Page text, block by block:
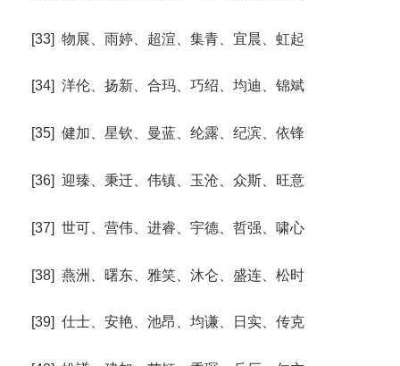
[33] 物展、雨婷、超渲、集青、宜晨、虹起
[34] 洋伦、扬新、合玛、巧绍、均迪、锦斌
[35] 健加、星钦、曼蓝、纶露、纪滨、依锋
[36] 迎臻、秉迁、伟镇、玉沧、众斯、旺意
[37] 世可、营伟、进睿、宇德、哲强、啸心
[38] 燕洲、曙东、雅笑、沐仑、盛连、松时
[39] 仕士、安艳、池昂、均谦、日实、传克